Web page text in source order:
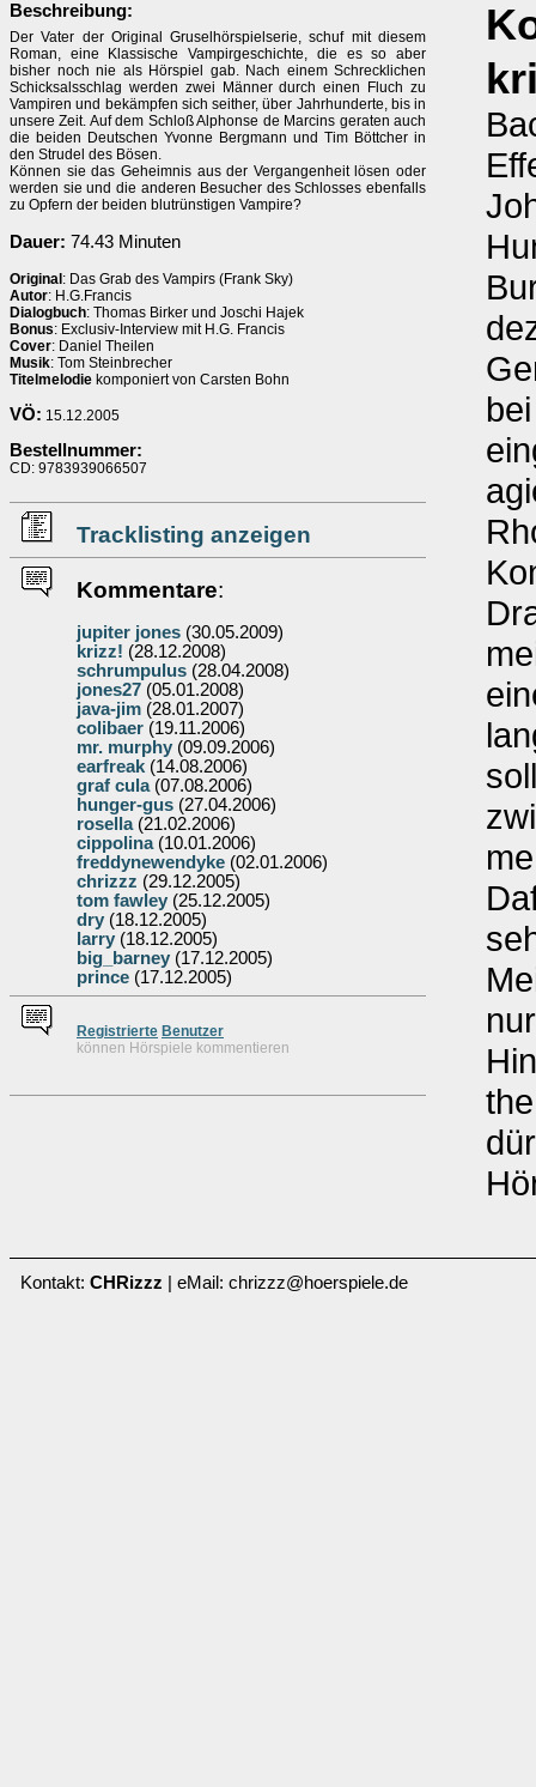
Beschreibung:
Der Vater der Original Gruselhörspielserie, schuf mit diesem
Roman, eine Klassische Vampirgeschichte, die es so aber
bisher noch nie als Hörspiel gab. Nach einem Schrecklichen
Schicksalsschlag werden zwei Männer durch einen Fluch zu
Vampiren und bekämpfen sich seither, über Jahrhunderte, bis in
unsere Zeit. Auf dem Schloß Alphonse de Marcins geraten auch
die beiden Deutschen Yvonne Bergmann und Tim Böttcher in
den Strudel des Bösen.
Können sie das Geheimnis aus der Vergangenheit lösen oder
werden sie und die anderen Besucher des Schlosses ebenfalls
zu Opfern der beiden blutrünstigen Vampire?
Dauer: 74.43 Minuten
Original : Das Grab des Vampirs (Frank Sky)
Autor: H.G.Francis
Dialogbuch: Thomas Birker und Joschi Hajek
Bonus: Exclusiv-Interview mit H.G. Francis
Cover: Daniel Theilen
Musik: Tom Steinbrecher
Titelmelodie komponiert von Carsten Bohn
VÖ: 15.12.2005
Bestellnummer:
CD: 9783939066507
Tracklisting anzeigen
Kommentare:
jupiter jones (30.05.2009)
krizz! (28.12.2008)
schrumpulus (28.04.2008)
jones27 (05.01.2008)
java-jim (28.01.2007)
colibaer (19.11.2006)
mr. murphy (09.09.2006)
earfreak (14.08.2006)
graf cula(07.08.2006)
hunger-gus (27.04.2006)
rosella(21.02.2006)
cippolina(10.01.2006)
freddynewendyke (02.01.2006)
chrizzz (29.12.2005)
tom fawley (25.12.2005)
dry (18.12.2005)
larry (18.12.2005)
big_barney (17.12.2005)
prince (17.12.2005)
Registrierte Benutzer
können Hörspiele kommentieren
Kontakt: CHRizzz | eMail: chrizzz@hoerspiele.de